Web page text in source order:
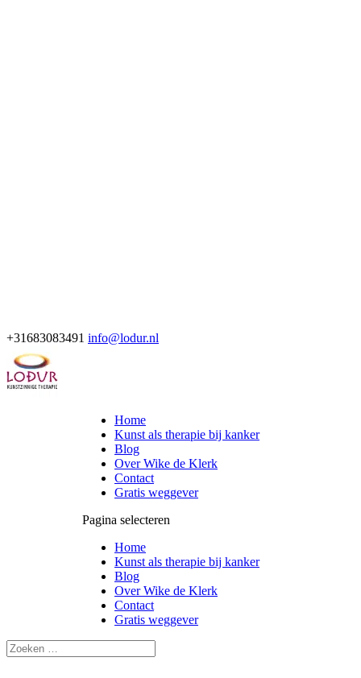
+31683083491 info@lodur.nl
Home
Kunst als therapie bij kanker
Blog
Over Wike de Klerk
Contact
Gratis weggever
Pagina selecteren
Home
Kunst als therapie bij kanker
Blog
Over Wike de Klerk
Contact
Gratis weggever